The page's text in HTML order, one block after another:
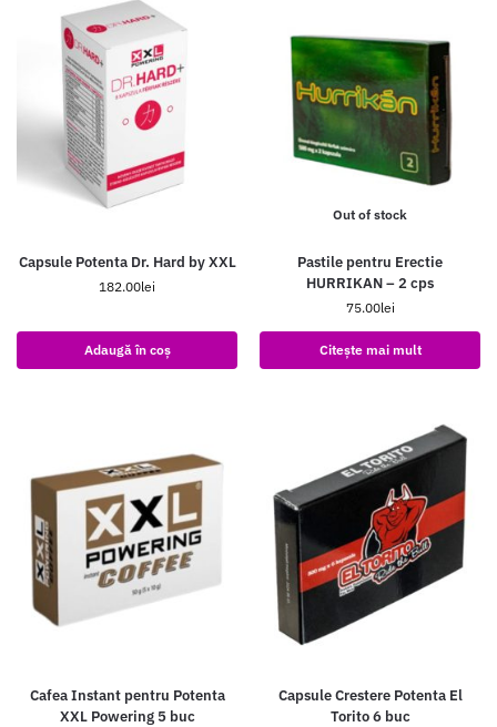
Capsule Potenta Dr. Hard by XXL
182.00lei
Adaugă în coș
Out of stock
Pastile pentru Erectie
HURRIKAN – 2 cps
75.00lei
Citește mai mult
Cafea Instant pentru Potenta
XXL Powering 5 buc
Capsule Crestere Potenta El
Torito 6 buc